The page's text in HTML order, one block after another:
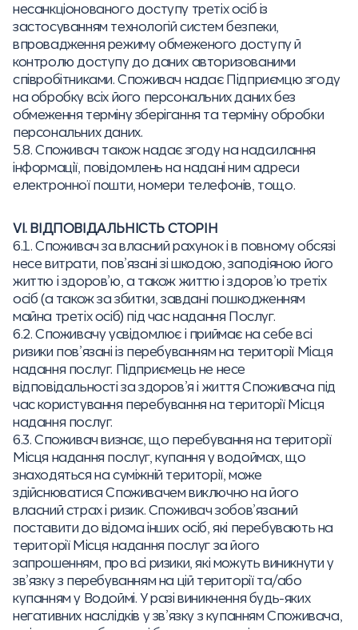
несанкціонованого доступу третіх осіб із
застосуванням технологій систем безпеки,
впровадження режиму обмеженого доступу й
контролю доступу до даних авторизованими
співробітниками. Споживач надає Підприємцю згоду
на обробку всіх його персональних даних без
обмеження терміну зберігання та терміну обробки
персональних даних.
5.8. Споживач також надає згоду на надсилання
інформації, повідомлень на надані ним адреси
електронної пошти, номери телефонів, тощо.
VІ. ВІДПОВІДАЛЬНІСТЬ СТОРІН
6.1. Споживач за власний рахунок і в повному обсязі
несе витрати, пов’язані зі шкодою, заподіяною його
життю і здоров’ю, а також життю і здоров’ю третіх
осіб (а також за збитки, завдані пошкодженням
майна третіх осіб) під час надання Послуг.
6.2. Споживачу усвідомлює і приймає на себе всі
ризики пов’язані із перебуванням на території Місця
надання послуг. Підприємець не несе
відповідальності за здоров’я і життя Споживача під
час користування перебування на території Місця
надання послуг.
6.3. Споживач визнає, що перебування на території
Місця надання послуг, купання у водоймах, що
знаходяться на суміжній території, може
здійснюватися Споживачем виключно на його
власний страх і ризик. Споживач зобов’язаний
поставити до відома інших осіб, які перебувають на
території Місця надання послуг за його
запрошенням, про всі ризики, які можуть виникнути у
зв’язку з перебуванням на цій території та/або
купанням у Водоймі. У разі виникнення будь-яких
негативних наслідків у зв’язку з купанням Споживача,